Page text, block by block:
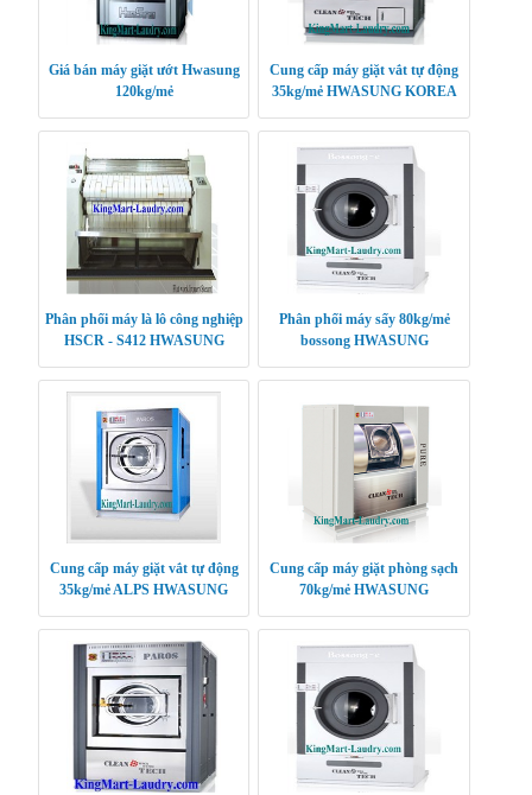
Giá bán máy giặt ướt Hwasung
120kg/mẻ
Cung cấp máy giặt vắt tự động
35kg/mẻ HWASUNG KOREA
Phân phối máy là lô công nghiệp
HSCR - S412 HWASUNG
Phân phối máy sấy 80kg/mẻ
bossong HWASUNG
Cung cấp máy giặt vắt tự động
35kg/mẻ ALPS HWASUNG
Cung cấp máy giặt phòng sạch
70kg/mẻ HWASUNG